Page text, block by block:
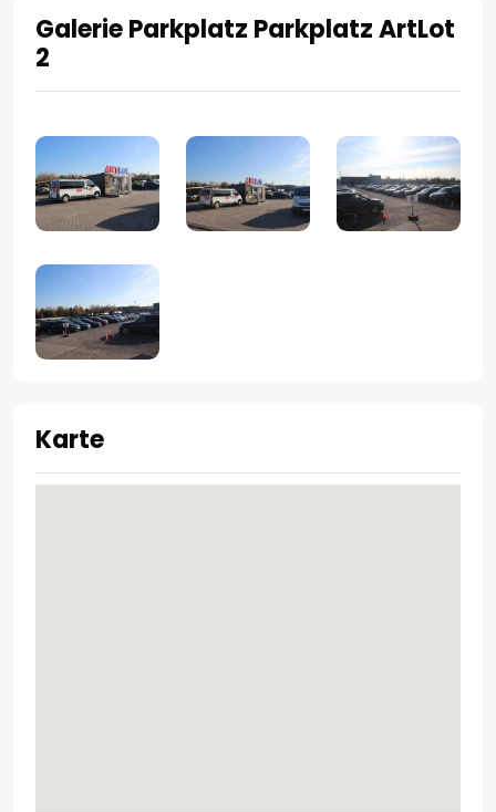
Galerie Parkplatz Parkplatz ArtLot
2
Karte